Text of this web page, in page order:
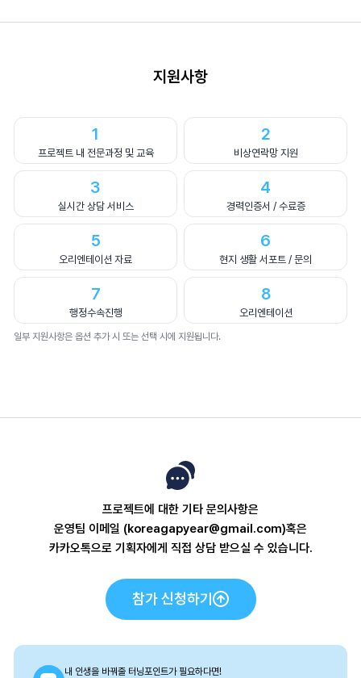
지원사항
1
프로젝트 내 전문과정 및 교육
2
비상연락망 지원
3
실시간 상담 서비스
4
경력인증서 / 수료증
5
오리엔테이션 자료
6
현지 생활 서포트 / 문의
7
행정수속진행
8
오리엔테이션
일부 지원사항은 옵션 추가 시 또는 선택 시에 지원됩니다.
프로젝트에 대한 기타 문의사항은
운영팀 이메일 (koreagapyear@gmail.com)혹은
카카오톡으로 기획자에게 직접 상담 받으실 수 있습니다.
참가 신청하기
내 인생을 바꿔줄 터닝포인트가 필요하다면!